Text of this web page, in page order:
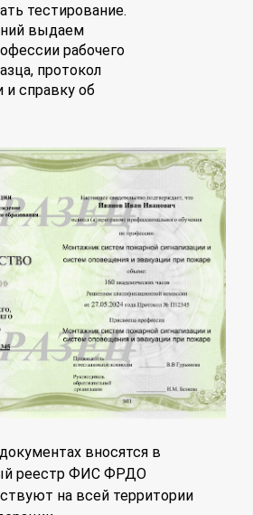
тестирование.
выдаем
рабочего
протокол
и справку об
вносятся в
реестр ФИС ФРДО
на всей территории